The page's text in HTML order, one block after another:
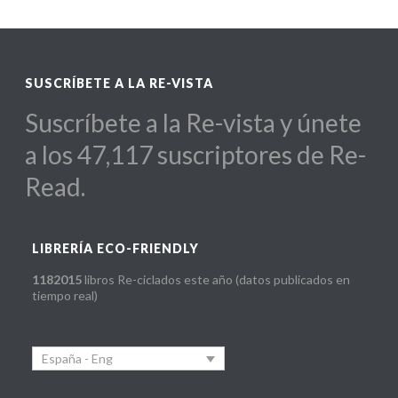
SUSCRÍBETE A LA RE-VISTA
Suscríbete a la Re-vista y únete
a los 47,117 suscriptores de Re-
Read.
LIBRERÍA ECO-FRIENDLY
1182015libros Re-ciclados este año (datos publicados en
tiempo real)
España - Eng